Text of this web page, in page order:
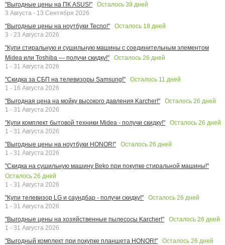
"Выгодные цены на ПК ASUS!"
Осталось 39 дней
3 Августа - 13 Сентября 2026
"Выгодные цены на ноутбуки Tecno!"
Осталось 18 дней
3 - 23 Августа 2026
"Купи стиральную и сушильную машины с соединительным элементом
Midea или Toshiba — получи скидку!"
Осталось 26 дней
1 - 31 Августа 2026
"Скидка за СБП на телевизоры Samsung!"
Осталось 11 дней
1 - 16 Августа 2026
"Выгодная цена на мойку высокого давления Karcher!"
Осталось 26 дней
1 - 31 Августа 2026
"Купи комплект бытовой техники Midea - получи скидку!"
Осталось 26 дней
1 - 31 Августа 2026
"Выгодные цены на ноутбуки HONOR!"
Осталось 26 дней
1 - 31 Августа 2026
"Скидка на сушильную машину Beko при покупке стиральной машины!"
Осталось 26 дней
1 - 31 Августа 2026
"Купи телевизор LG и саундбар - получи скидку!"
Осталось 26 дней
1 - 31 Августа 2026
"Выгодные цены на хозяйственные пылесосы Karcher!"
Осталось 26 дней
1 - 31 Августа 2026
"Выгодный комплект при покупке планшета HONOR!"
Осталось 26 дней